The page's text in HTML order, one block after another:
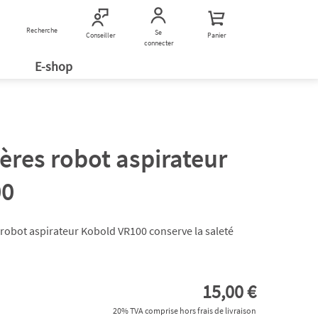
Recherche Conseiller
Se
connecter
Panier
Nous contacter
E-shop
robot aspirateur
aspirateur Kobold VR100 conserve la saleté
15,00 €
20% TVA comprise hors frais de livraison